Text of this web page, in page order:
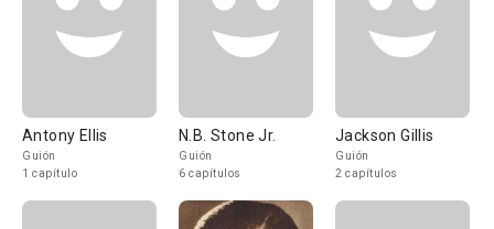
Antony Ellis
Guión
1 capítulo
N.B. Stone Jr.
Guión
6 capítulos
Jackson Gillis
Guión
2 capítulos